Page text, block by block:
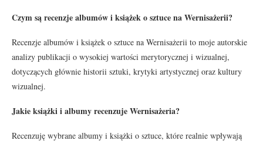
Czym są recenzje albumów i książek o sztuce na Wernisażerii?
Recenzje albumów i książek o sztuce na Wernisażerii to moje autorskie
analizy publikacji o wysokiej wartości merytorycznej i wizualnej,
dotyczących głównie historii sztuki, krytyki artystycznej oraz kultury
wizualnej.
Jakie książki i albumy recenzuje Wernisażeria?
Recenzuję wybrane albumy i książki o sztuce, które realnie wpływają